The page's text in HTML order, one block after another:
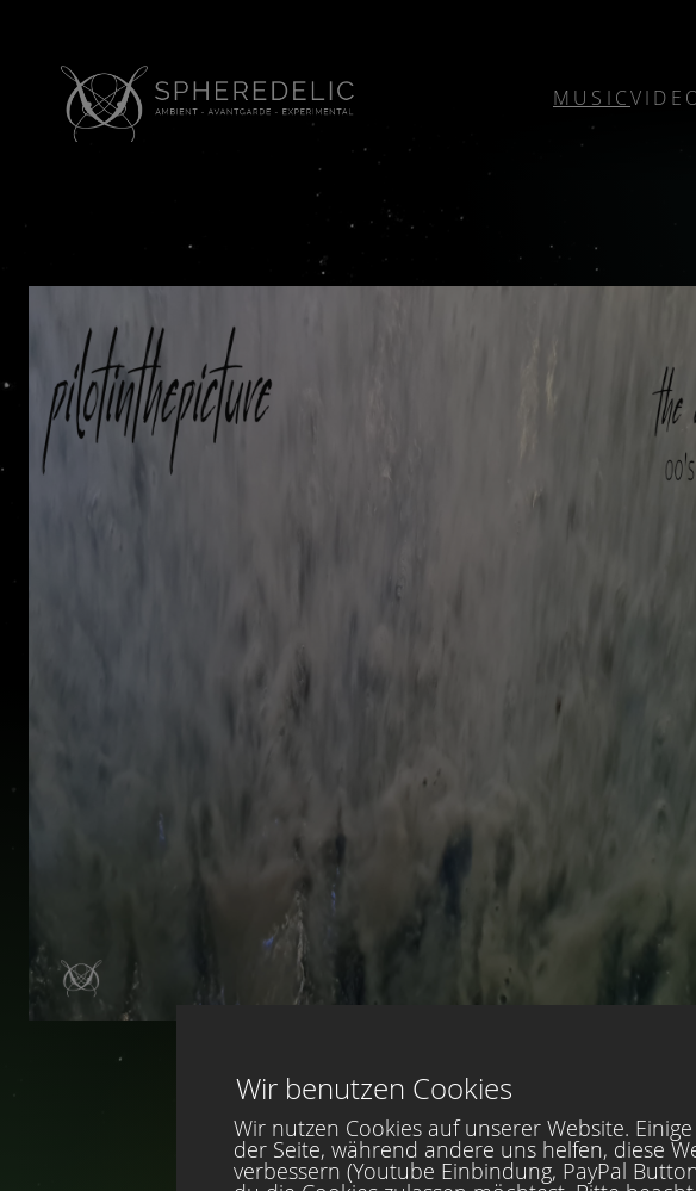
MUSIC
Wir benutzen Cookies
Wir nutzen Cookies auf unserer Website.
der Seite, während andere uns helfen, diese
verbessern (Youtube Einbindung, PayPal